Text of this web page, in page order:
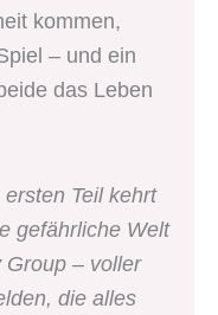
kommen,
– und ein
das Leben
Teil kehrt
gefährliche Welt
Group – voller
die alles